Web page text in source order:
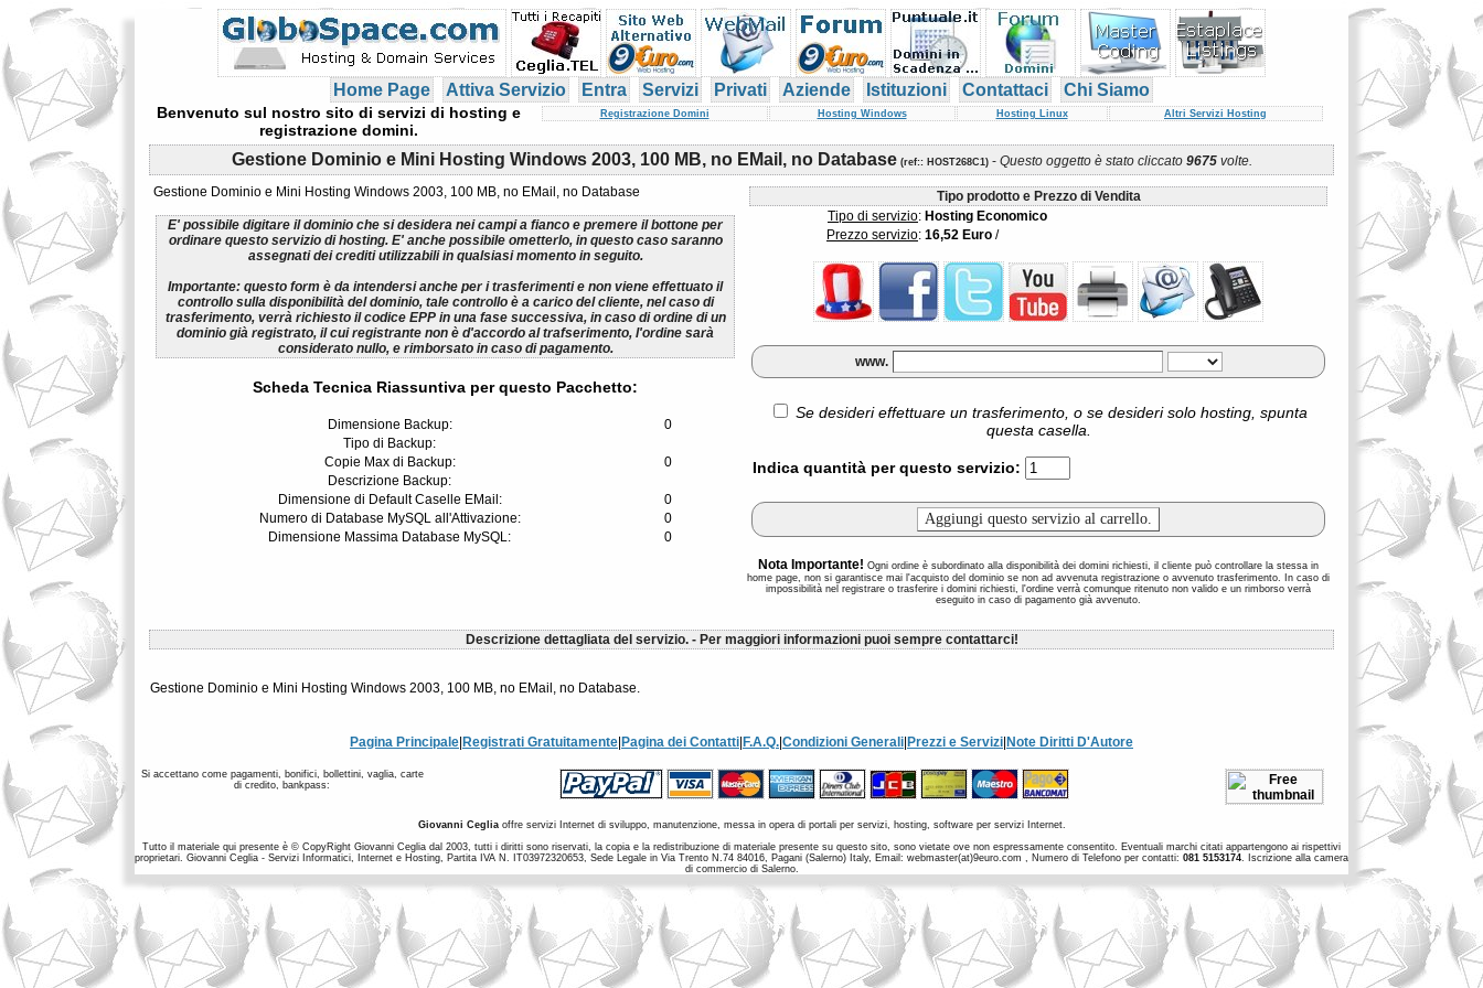
Home Page Attiva Servizio Entra Servizi Privati Aziende Istituzioni Contattaci Chi Siamo
Benvenuto sul nostro sito di servizi di hosting e
registrazione domini.
Registrazione Domini Hosting Windows Hosting Linux Altri Servizi Hosting
Gestione Dominio e Mini Hosting Windows 2003, 100 MB, no EMail, no Database (ref:: HOST268C1)- Questo oggetto è stato cliccato 9675volte.
Gestione Dominio e Mini Hosting Windows 2003, 100 MB, no EMail, no Database
E' possibile digitare il dominio che si desidera nei campi a fianco e premere il bottone per
ordinare questo servizio di hosting. E' anche possibile ometterlo, in questo caso saranno
assegnati dei crediti utilizzabili in qualsiasi momento in seguito.
Importante: questo form è da intendersi anche per i trasferimenti e non viene effettuato il
controllo sulla disponibilità del dominio, tale controllo è a carico del cliente, nel caso di
trasferimento, verrà richiesto il codice EPP in una fase successiva, in caso di ordine di un
dominio già registrato, il cui registrante non è d'accordo al trafserimento, l'ordine sarà
considerato nullo, e rimborsato in caso di pagamento.
Scheda Tecnica Riassuntiva per questo Pacchetto:
Dimensione Backup:
0
Tipo di Backup:
Copie Max di Backup:
0
Descrizione Backup:
Dimensione di Default Caselle EMail:
0
Numero di Database MySQL all'Attivazione:
0
Dimensione Massima Database MySQL:
0
Tipo prodotto e Prezzo di Vendita
Tipo di servizio: Hosting Economico
Prezzo servizio: 16,52 Euro /
www.
Se desideri effettuare un trasferimento, o se desideri solo hosting, spunta
questa casella.
Indica quantità per questo servizio:
Nota Importante! Ogni ordine è subordinato alla disponibilità dei domini richiesti, il cliente può controllare la stessa in
home page, non si garantisce mai l'acquisto del dominio se non ad avvenuta registrazione o avvenuto trasferimento. In caso di
impossibilità nel registrare o trasferire i domini richiesti, l'ordine verrà comunque ritenuto non valido e un rimborso verrà
eseguito in caso di pagamento già avvenuto.
Descrizione dettagliata del servizio. - Per maggiori informazioni puoi sempre contattarci!
Gestione Dominio e Mini Hosting Windows 2003, 100 MB, no EMail, no Database.
Pagina Principale Registrati Gratuitamente Pagina dei Contatti F.A.Q. Condizioni Generali Prezzi e Servizi Note Diritti D'Autore
Si accettano come pagamenti, bonifici, bollettini, vaglia, carte
di credito, bankpass:
Giovanni Cegliaoffre servizi Internet di sviluppo, manutenzione, messa in opera di portali per servizi, hosting, software per servizi Internet.
Tutto il materiale qui presente è © CopyRight Giovanni Ceglia dal 2003, tutti i diritti sono riservati, la copia e la redistribuzione di materiale presente su questo sito, sono vietate ove non espressamente consentito. Eventuali marchi citati appartengono ai rispettivi
proprietari. Giovanni Ceglia - Servizi Informatici, Internet e Hosting, Partita IVA N. IT03972320653, Sede Legale in Via Trento N.74 84016, Pagani (Salerno) Italy, Email: webmaster(at)9euro.com , Numero di Telefono per contatti: 081 5153174. Iscrizione alla camera
di commercio di Salerno.